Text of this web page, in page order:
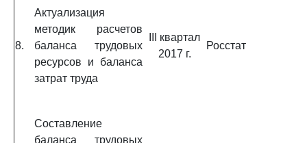
8.
Актуализация
методик расчетов
баланса трудовых
ресурсов и баланса
затрат труда
III квартал
2017 г.
Росстат
Составление
баланса трудовых